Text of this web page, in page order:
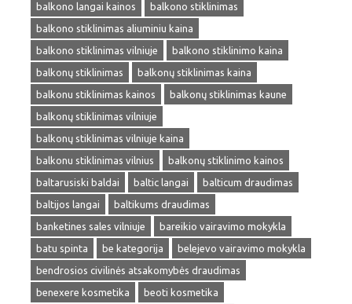
balkono langai kainos
balkono stiklinimas
balkono stiklinimas aliuminiu kaina
balkono stiklinimas vilniuje
balkono stiklinimo kaina
balkonų stiklinimas
balkonų stiklinimas kaina
balkonu stiklinimas kainos
balkonų stiklinimas kaune
balkonų stiklinimas vilniuje
balkonų stiklinimas vilniuje kaina
balkonu stiklinimas vilnius
balkonų stiklinimo kainos
baltarusiski baldai
baltic langai
balticum draudimas
baltijos langai
baltikums draudimas
banketines sales vilniuje
bareikio vairavimo mokykla
batu spinta
be kategorija
belejevo vairavimo mokykla
bendrosios civilinės atsakomybės draudimas
benexere kosmetika
beoti kosmetika